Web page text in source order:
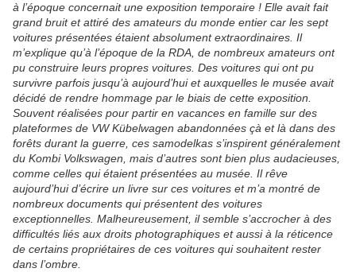
à l’époque concernait une exposition temporaire ! Elle avait fait
grand bruit et attiré des amateurs du monde entier car les sept
voitures présentées étaient absolument extraordinaires. Il
m’explique qu’à l’époque de la RDA, de nombreux amateurs ont
pu construire leurs propres voitures. Des voitures qui ont pu
survivre parfois jusqu’à aujourd’hui et auxquelles le musée avait
décidé de rendre hommage par le biais de cette exposition.
Souvent réalisées pour partir en vacances en famille sur des
plateformes de VW Kübelwagen abandonnées çà et là dans des
forêts durant la guerre, ces samodelkas s’inspirent généralement
du Kombi Volkswagen, mais d’autres sont bien plus audacieuses,
comme celles qui étaient présentées au musée. Il rêve
aujourd’hui d’écrire un livre sur ces voitures et m’a montré de
nombreux documents qui présentent des voitures
exceptionnelles. Malheureusement, il semble s’accrocher à des
difficultés liés aux droits photographiques et aussi à la réticence
de certains propriétaires de ces voitures qui souhaitent rester
dans l’ombre.